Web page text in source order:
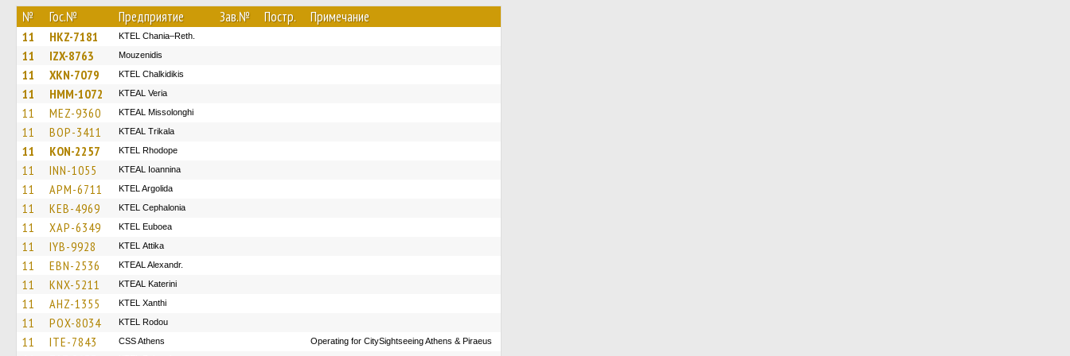
№ Гос.№ Предприятие Зав.№ Постр. Примечание
11 HKZ-7181 KTEL Chania–Reth.
11 IZX-8763 Mouzenidis
11 XKN-7079 ΚΤΕL Chalkidikis
11 HMM-1072 KTEAL Veria
11 MEZ-9360 KTEAL Missolonghi
11 BOP-3411 KTEAL Trikala
11 KON-2257 KTEL Rhodope
11 INN-1055 KTEAL Ioannina
11 APM-6711 KTEL Argolida
11 KEB-4969 KTEL Cephalonia
11 XAP-6349 ΚΤΕL Euboea
11 IYB-9928 KΤΕL Αttika
11 EBN-2536 KTEAL Alexandr.
11 KNX-5211 KTEAL Katerini
11 AHZ-1355 KTEL Xanthi
11 POX-8034 ΚΤΕL Rodou
11 ITE-7843 CSS Athens Operating for CitySightseeing Athens & Piraeus